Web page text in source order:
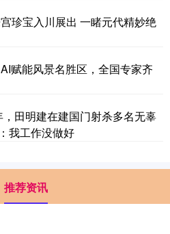
珍宝入川展出 一睹元代精妙绝
赋能风景名胜区，全国专家齐
田明建在建国门射杀多名无辜
我工作没做好
推荐资讯